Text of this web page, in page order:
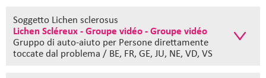
Soggetto Lichen sclerosus
Lichen Scléreux - Groupe vidéo - Groupe vidéo
Gruppo di auto-aiuto per Persone direttamente
toccate dal problema / BE, FR, GE, JU, NE, VD, VS